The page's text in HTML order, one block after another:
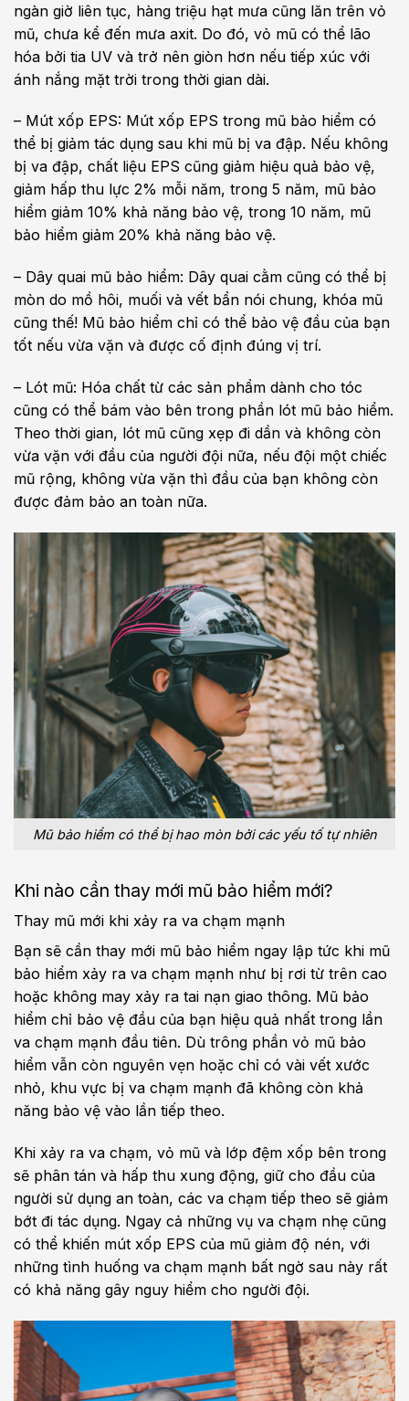
ngàn giờ liên tục, hàng triệu hạt mưa cũng lăn trên vỏ
mũ, chưa kể đến mưa axit. Do đó, vỏ mũ có thể lão
hóa bởi tia UV và trở nên giòn hơn nếu tiếp xúc với
ánh nắng mặt trời trong thời gian dài.
– Mút xốp EPS: Mút xốp EPS trong mũ bảo hiểm có
thể bị giảm tác dụng sau khi mũ bị va đập. Nếu không
bị va đập, chất liệu EPS cũng giảm hiệu quả bảo vệ,
giảm hấp thu lực 2% mỗi năm, trong 5 năm, mũ bảo
hiểm giảm 10% khả năng bảo vệ, trong 10 năm, mũ
bảo hiểm giảm 20% khả năng bảo vệ.
– Dây quai mũ bảo hiểm: Dây quai cằm cũng có thể bị
mòn do mồ hôi, muối và vết bẩn nói chung, khóa mũ
cũng thế! Mũ bảo hiểm chỉ có thể bảo vệ đầu của bạn
tốt nếu vừa vặn và được cố định đúng vị trí.
– Lót mũ: Hóa chất từ ​​các sản phẩm dành cho tóc
cũng có thể bám vào bên trong phần lót mũ bảo hiểm.
Theo thời gian, lót mũ cũng xẹp đi dần và không còn
vừa vặn với đầu của người đội nữa, nếu đội một chiếc
mũ rộng, không vừa vặn thì đầu của bạn không còn
được đảm bảo an toàn nữa.
Mũ bảo hiểm có thể bị hao mòn bởi các yếu tố tự nhiên
Khi nào cần thay mới mũ bảo hiểm mới?
Thay mũ mới khi xảy ra va chạm mạnh
Bạn sẽ cần thay mới mũ bảo hiểm ngay lập tức khi mũ
bảo hiểm xảy ra va chạm mạnh như bị rơi từ trên cao
hoặc không may xảy ra tai nạn giao thông. Mũ bảo
hiểm chỉ bảo vệ đầu của bạn hiệu quả nhất trong lần
va chạm mạnh đầu tiên. Dù trông phần vỏ mũ bảo
hiểm vẫn còn nguyên vẹn hoặc chỉ có vài vết xước
nhỏ, khu vực bị va chạm mạnh đã không còn khả
năng bảo vệ vào lần tiếp theo.
Khi xảy ra va chạm, vỏ mũ và lớp đệm xốp bên trong
sẽ phân tán và hấp thu xung động, giữ cho đầu của
người sử dụng an toàn, các va chạm tiếp theo sẽ giảm
bớt đi tác dụng. Ngay cả những vụ va chạm nhẹ cũng
có thể khiến mút xốp EPS của mũ giảm độ nén, với
những tình huống va chạm mạnh bất ngờ sau này rất
có khả năng gây nguy hiểm cho người đội.